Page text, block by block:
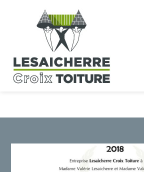
Une équipe à votre écoute
Lesaicherre Croix Toiture Solaire